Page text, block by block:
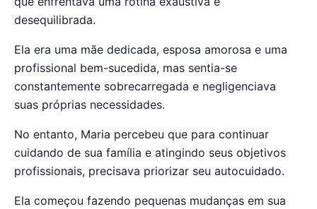
desequilibrada.
Ela era uma mãe dedicada, esposa amorosa e uma
profissional bem-sucedida, mas sentia-se
constantemente sobrecarregada e negligenciava
suas próprias necessidades.
No entanto, Maria percebeu que para continuar
cuidando de sua família e atingindo seus objetivos
profissionais, precisava priorizar seu autocuidado.
Ela começou fazendo pequenas mudanças em sua